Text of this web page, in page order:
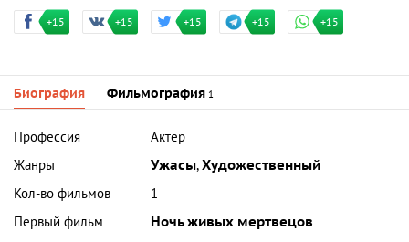
+15 +15 +15 +15 +15
Биография Фильмография 1
Профессия
Актер
Жанры
Ужасы,Художественный
Кол-во фильмов
1
Первый фильм
Ночь живых мертвецов